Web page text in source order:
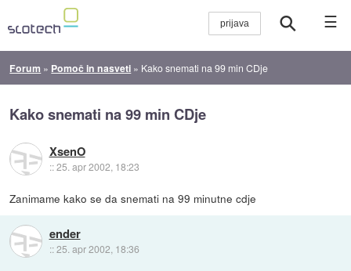
☰
Forum » Pomoč in nasveti » Kako snemati na 99 min CDje
Kako snemati na 99 min CDje
XsenO
::25. apr 2002, 18:23
Zanimame kako se da snemati na 99 minutne cdje
ender
::25. apr 2002, 18:36